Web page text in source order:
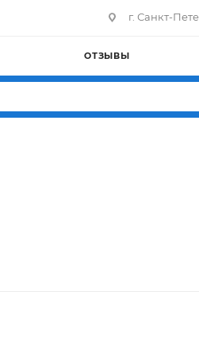
г. Санкт-
ОТЗЫВЫ